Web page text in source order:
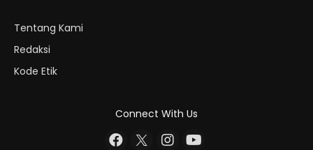
Tentang Kami
Redaksi
Kode Etik
Connect With Us